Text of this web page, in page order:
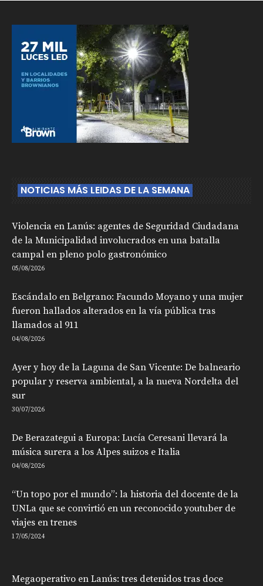
NOTICIAS MÁS LEIDAS DE LA SEMANA
Violencia en Lanús: agentes de Seguridad Ciudadana
de la Municipalidad involucrados en una batalla
campal en pleno polo gastronómico
05/08/2026
Escándalo en Belgrano: Facundo Moyano y una mujer
fueron hallados alterados en la vía pública tras
llamados al 911
04/08/2026
Ayer y hoy de la Laguna de San Vicente: De balneario
popular y reserva ambiental, a la nueva Nordelta del
sur
30/07/2026
De Berazategui a Europa: Lucía Ceresani llevará la
música surera a los Alpes suizos e Italia
04/08/2026
“Un topo por el mundo”: la historia del docente de la
UNLa que se convirtió en un reconocido youtuber de
viajes en trenes
17/05/2024
Megaoperativo en Lanús: tres detenidos tras doce